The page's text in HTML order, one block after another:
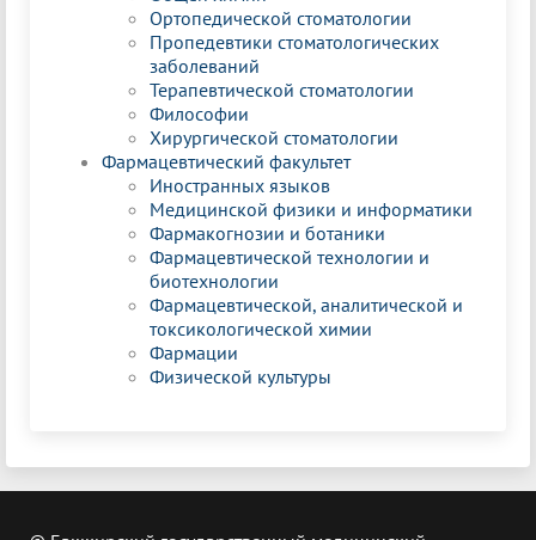
Ортопедической стоматологии
Пропедевтики стоматологических
заболеваний
Терапевтической стоматологии
Философии
Хирургической стоматологии
Фармацевтический факультет
Иностранных языков
Медицинской физики и информатики
Фармакогнозии и ботаники
Фармацевтической технологии и
биотехнологии
Фармацевтической, аналитической и
токсикологической химии
Фармации
Физической культуры